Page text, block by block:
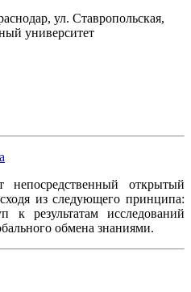
ул. Ставропольская,
университет
непосредственный открытый
из следующего принципа:
к результатам исследований
обмена знаниями.